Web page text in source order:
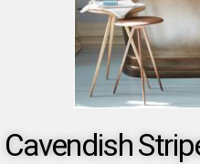
Cavendish